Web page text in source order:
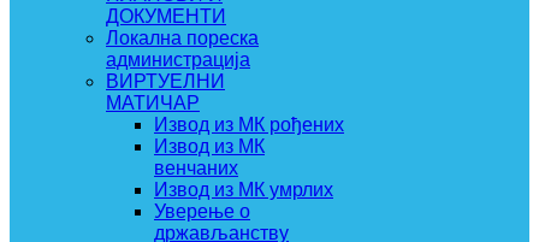
ДОКУМЕНТИ
Локална пореска
администрација
ВИРТУЕЛНИ
МАТИЧАР
Извод из МК рођених
Извод из МК
венчаних
Извод из МК умрлих
Уверење о
држављанству